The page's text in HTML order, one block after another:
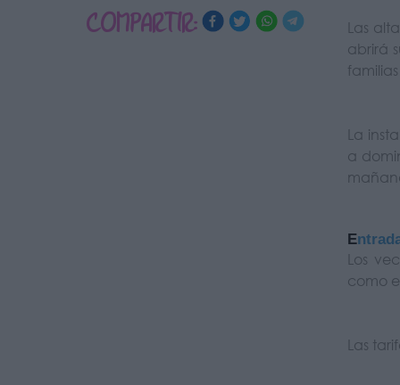
COMPARTIR: Las
abrirá
La
a
E
Los
como
Las